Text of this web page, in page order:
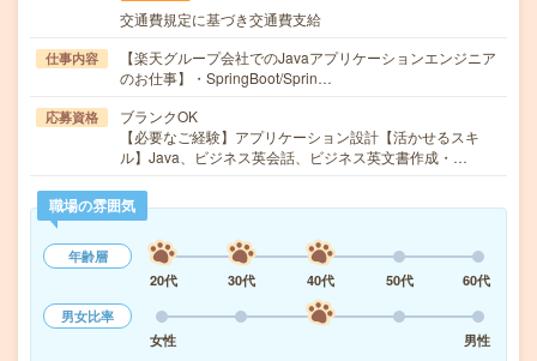
交通費規定に基づき交通費支給
仕事内容
【楽天グループ会社でのJavaアプリケーションエンジニア
のお仕事】・SpringBoot/Sprin…
応募資格
ブランクOK
【必要なご経験】アプリケーション設計【活かせるスキ
ル】Java、ビジネス英会話、ビジネス英文書作成・…
職場の雰囲気
年齢層
20代
30代 40代 50代
60代
男女比率
女性
男性